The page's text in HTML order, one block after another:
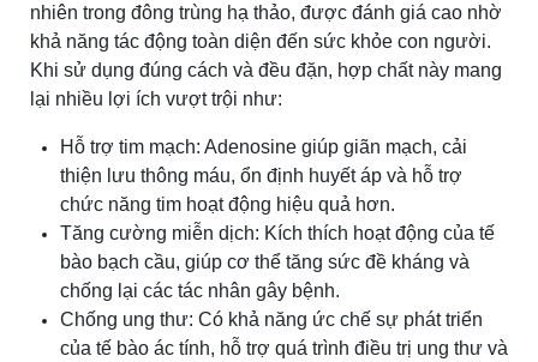
nhiên trong đông trùng hạ thảo, được đánh giá cao nhờ
khả năng tác động toàn diện đến sức khỏe con người.
Khi sử dụng đúng cách và đều đặn, hợp chất này mang
lại nhiều lợi ích vượt trội như:
Hỗ trợ tim mạch: Adenosine giúp giãn mạch, cải
thiện lưu thông máu, ổn định huyết áp và hỗ trợ
chức năng tim hoạt động hiệu quả hơn.
Tăng cường miễn dịch: Kích thích hoạt động của tế
bào bạch cầu, giúp cơ thể tăng sức đề kháng và
chống lại các tác nhân gây bệnh.
Chống ung thư: Có khả năng ức chế sự phát triển
của tế bào ác tính, hỗ trợ quá trình điều trị ung thư và